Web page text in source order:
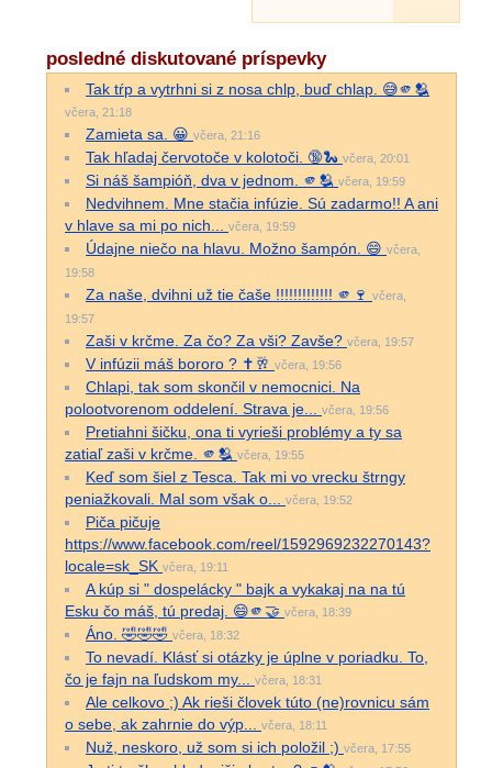
posledné diskutované príspevky
Tak tŕp a vytrhni si z nosa chlp, buď chlap. 😅🫵🫂
včera, 21:18
Zamieta sa. 😀 včera, 21:16
Tak hľadaj červotoče v kolotoči. 🔞🐍 včera, 20:01
Si náš šampióň, dva v jednom. 🫵🫂 včera, 19:59
Nedvihnem. Mne stačia infúzie. Sú zadarmo!! A ani
v hlave sa mi po nich...
včera, 19:59
Údajne niečo na hlavu. Možno šampón. 😄 včera,
19:58
Za naše, dvihni už tie čaše !!!!!!!!!!!!! 🫵🍷 včera,
19:57
Zaši v krčme. Za čo? Za vši? Zavše? včera, 19:57
V infúzii máš bororo ? ✝️🥂 včera, 19:56
Chlapi, tak som skončil v nemocnici. Na
polootvorenom oddelení. Strava je...
včera, 19:56
Pretiahni šičku, ona ti vyrieši problémy a ty sa
zatiaľ zaši v krčme. 🫵🫂 včera, 19:55
Keď som šiel z Tesca. Tak mi vo vrecku štrngy
peniažkovali. Mal som však o...
včera, 19:52
Piča pičuje
https://www.facebook.com/reel/1592969232270143?
locale=sk_SK včera, 19:11
A kúp si " dospelácky " bajk a vykakaj na na tú
Esku čo máš, tú predaj. 😄🫵🤝 včera, 18:39
Áno. 🤣🤣🤣 včera, 18:32
To nevadí. Klásť si otázky je úplne v poriadku. To,
čo je fajn na ľudskom my...
včera, 18:31
Ale celkovo ;) Ak rieši človek túto (ne)rovnicu sám
o sebe, ak zahrnie do výp...
včera, 18:11
Nuž, neskoro, už som si ich položil ;) včera, 17:55